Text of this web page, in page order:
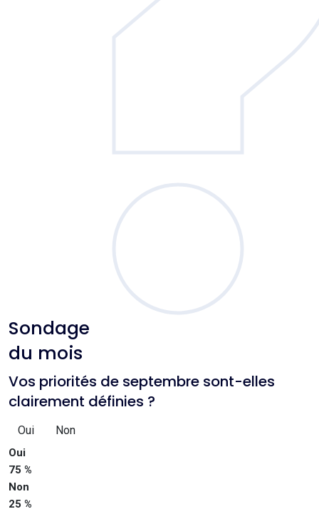
Sondage
du mois
Vos priorités de septembre sont-elles
clairement définies ?
Oui Non
Oui
75 %
Non
25 %